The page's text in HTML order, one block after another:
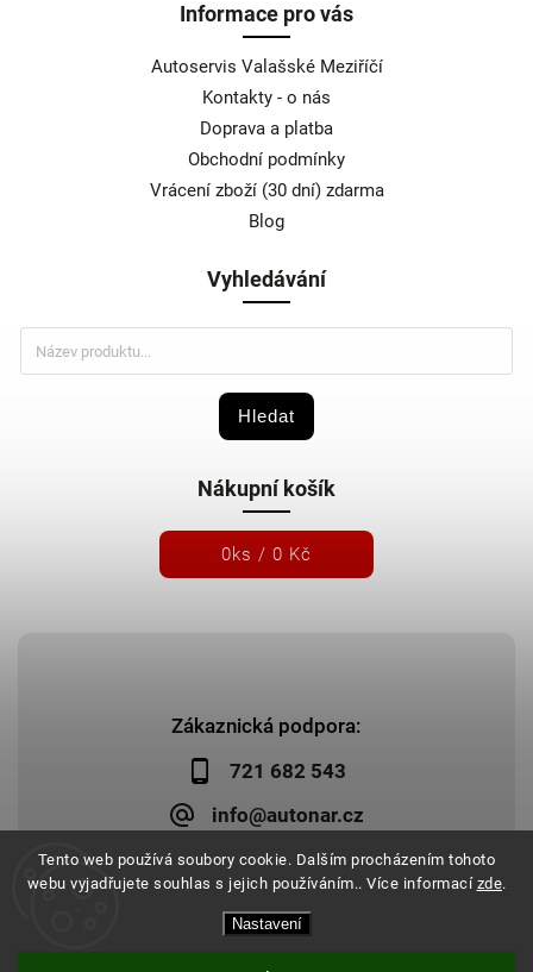
Tento web používá soubory cookie. Dalším procházením tohoto
webu vyjadřujete souhlas s jejich používáním.. Více informací zde.
Nastavení
Zákaznická podpora:
721 682 543
info@autonar.cz
Informace pro vás
Autoservis Valašské Meziříčí
Kontakty - o nás
Doprava a platba
Obchodní podmínky
Vrácení zboží (30 dní) zdarma
Blog
Vyhledávání
Hledat
Nákupní košík
0ks / 0 Kč
Autonar.cz. Všechna práva vyhrazena.